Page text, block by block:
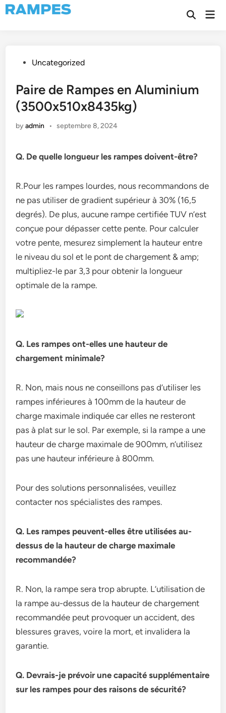
Skip
to
Open
PostedUncategorized
Paire de Rampes en Aluminium
(3500x510x8435kg)
byadmin • septembre 8, 2024
Q. De quelle longueur les rampes doivent-être?
R.Pour les rampes lourdes, nous recommandons de
ne pas utiliser de gradient supérieur à 30% (16,5
degrés). De plus, aucune rampe certifiée TUV n’est
conçue pour dépasser cette pente. Pour calculer
votre pente, mesurez simplement la hauteur entre
le niveau du sol et le pont de chargement & amp;
multipliez-le par 3,3 pour obtenir la longueur
optimale de la rampe.
Q. Les rampes ont-elles une hauteur de
chargement minimale?
R. Non, mais nous ne conseillons pas d’utiliser les
rampes inférieures à 100mm de la hauteur de
charge maximale indiquée car elles ne resteront
pas à plat sur le sol. Par exemple, si la rampe a une
hauteur de charge maximale de 900mm, n’utilisez
pas une hauteur inférieure à 800mm.
Pour des solutions personnalisées, veuillez
contacter nos spécialistes des rampes.
Q. Les rampes peuvent-elles être utilisées au-
dessus de la hauteur de charge maximale
recommandée?
R. Non, la rampe sera trop abrupte. L’utilisation de
la rampe au-dessus de la hauteur de chargement
recommandée peut provoquer un accident, des
blessures graves, voire la mort, et invalidera la
garantie.
Q. Devrais-je prévoir une capacité supplémentaire
sur les rampes pour des raisons de sécurité?